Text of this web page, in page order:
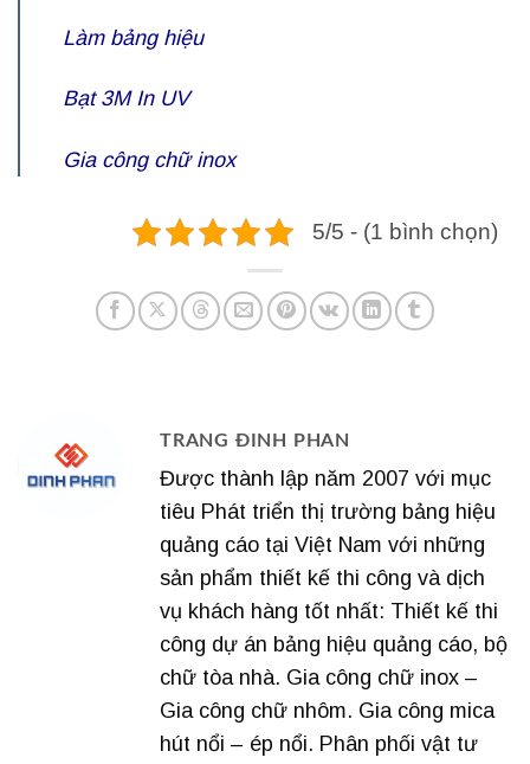
Làm bảng hiệu
Bạt 3M In UV
Gia công chữ inox
5/5 - (1 bình chọn)
TRANG ĐINH PHAN
Được thành lập năm 2007 với mục
tiêu Phát triển thị trường bảng hiệu
quảng cáo tại Việt Nam với những
sản phẩm thiết kế thi công và dịch
vụ khách hàng tốt nhất: Thiết kế thi
công dự án bảng hiệu quảng cáo, bộ
chữ tòa nhà. Gia công chữ inox –
Gia công chữ nhôm. Gia công mica
hút nổi – ép nổi. Phân phối vật tư